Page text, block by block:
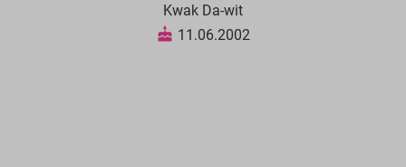
Kwak Da-wit
11.06.2002